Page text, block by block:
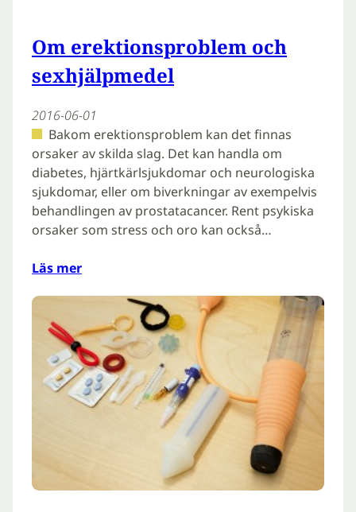
Om erektionsproblem och
sexhjälpmedel
2016-06-01
Bakom erektionsproblem kan det finnas
orsaker av skilda slag. Det kan handla om
diabetes, hjärtkärlsjukdomar och neurologiska
sjukdomar, eller om biverkningar av exempelvis
behandlingen av prostatacancer. Rent psykiska
orsaker som stress och oro kan också…
Läs mer